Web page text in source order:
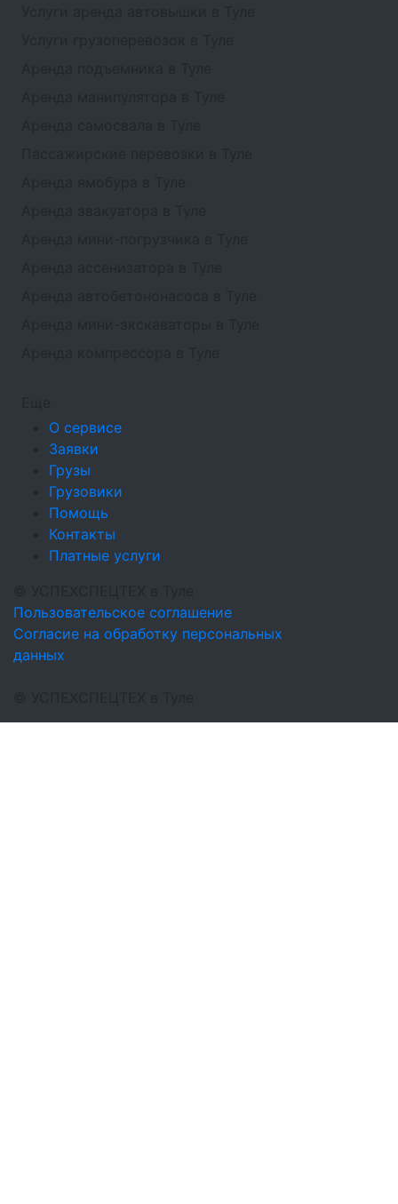
О сервисе
Заявки
Грузы
Грузовики
Помощь
Контакты
Платные услуги
Пользовательское соглашение
Согласие на обработку персональных
данных